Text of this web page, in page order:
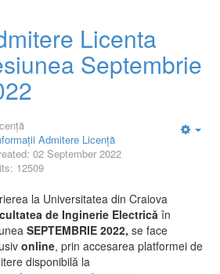
Licenta
Septembrie
Admitere Licență
02 September 2022
12509
la Universitatea din Craiova
de Inginerie Electricăîn
SEPTEMBRIE 2022, se face
online, prin accesarea platformei de
disponibilă la